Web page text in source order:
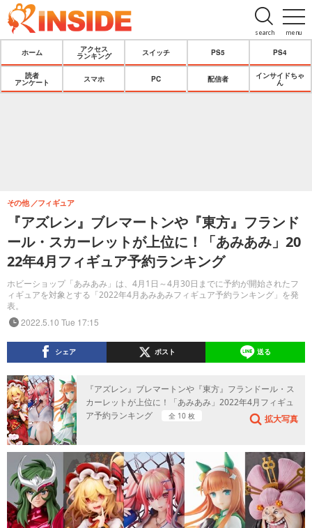
menu
search
ホーム
アクセス
ランキング
スイッチ PS5 PS4
読者
アンケート
スマホ PC 配信者
インサイドちゃ
ん
『アズレン』ブレマートンや『東方』フランド
ール・スカーレットが上位に！「あみあみ」20
22年4月フィギュア予約ランキング
ホビーショップ「あみあみ」は、4月1日～4月30日までに予約が開始されたフ
ィギュアを対象とする「2022年4月あみあみフィギュア予約ランキング」を発
表。
その他 フィギュア
2022.5.10 Tue 17:15
シェア ポスト 送る
『アズレン』ブレマートンや『東方』フランドール・ス
カーレットが上位に！「あみあみ」2022年4月フィギュ
ア予約ランキング
全 10 枚 拡大写真